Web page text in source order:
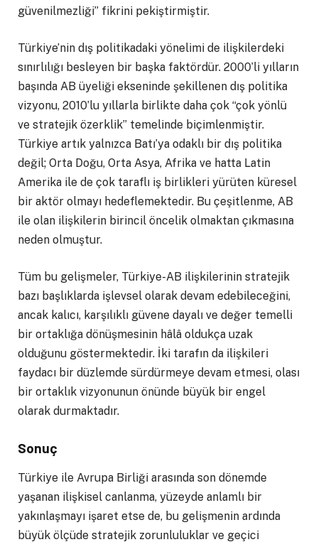
güvenilmezliği” fikrini pekiştirmiştir.
Türkiye’nin dış politikadaki yönelimi de ilişkilerdeki
sınırlılığı besleyen bir başka faktördür. 2000’li yılların
başında AB üyeliği ekseninde şekillenen dış politika
vizyonu, 2010’lu yıllarla birlikte daha çok “çok yönlü
ve stratejik özerklik” temelinde biçimlenmiştir.
Türkiye artık yalnızca Batı’ya odaklı bir dış politika
değil; Orta Doğu, Orta Asya, Afrika ve hatta Latin
Amerika ile de çok taraflı iş birlikleri yürüten küresel
bir aktör olmayı hedeflemektedir. Bu çeşitlenme, AB
ile olan ilişkilerin birincil öncelik olmaktan çıkmasına
neden olmuştur.
Tüm bu gelişmeler, Türkiye-AB ilişkilerinin stratejik
bazı başlıklarda işlevsel olarak devam edebileceğini,
ancak kalıcı, karşılıklı güvene dayalı ve değer temelli
bir ortaklığa dönüşmesinin hâlâ oldukça uzak
olduğunu göstermektedir. İki tarafın da ilişkileri
faydacı bir düzlemde sürdürmeye devam etmesi, olası
bir ortaklık vizyonunun önünde büyük bir engel
olarak durmaktadır.
Sonuç
Türkiye ile Avrupa Birliği arasında son dönemde
yaşanan ilişkisel canlanma, yüzeyde anlamlı bir
yakınlaşmayı işaret etse de, bu gelişmenin ardında
büyük ölçüde stratejik zorunluluklar ve geçici